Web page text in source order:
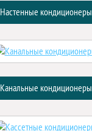
Настенные кондиционеры
Канальные кондиционеры